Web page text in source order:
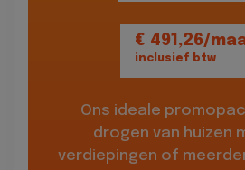
€ 491,26/
inclusief btw
Ons ideale
drogen van huizen
verdiepingen of